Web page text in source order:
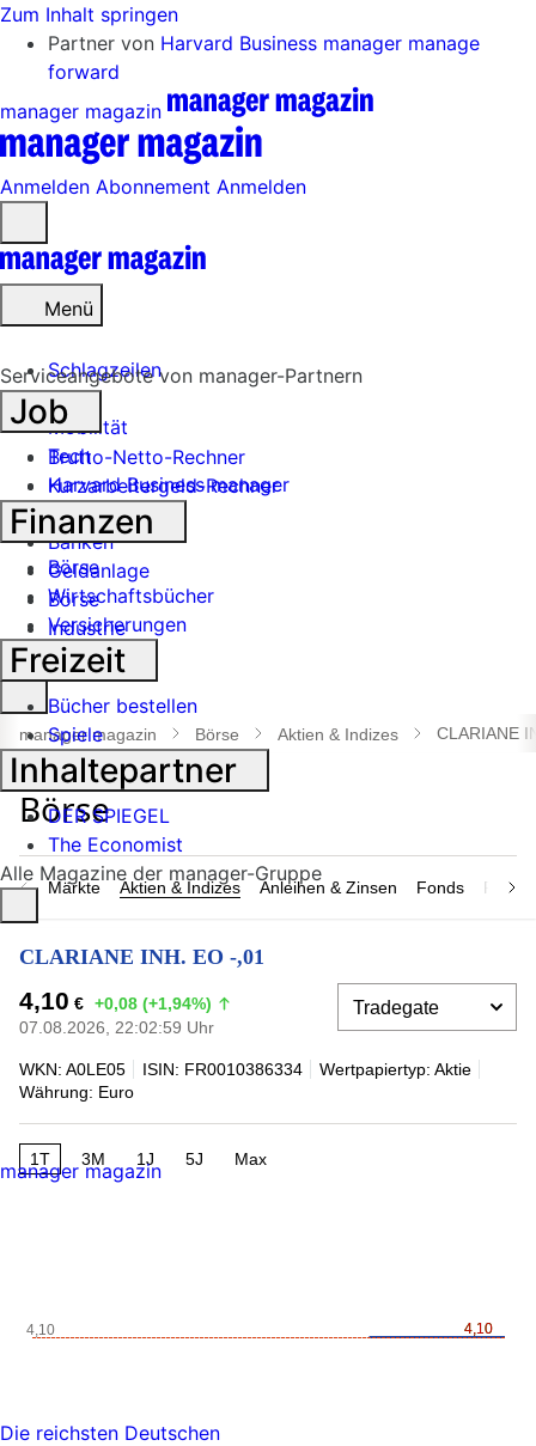
Zum Inhalt springen
Partner von Harvard Business manager manage
forward
manager magazin
Anmelden Abonnement Anmelden
öffnen
Menü
Schlagzeilen
Mobilität
Tech
Harvard Business manager
Handel
Banken
Geldanlage
Börse
Industrie
Suche
öffnen
manager magazin Börse Aktien & Indizes CLARIANE
Märkte Aktien & Indizes Anleihen & Zinsen Fonds
CLARIANE INH. EO -,01
4,10 € +0,08 (+1,94%)
07.08.2026, 22:02:59 Uhr
WKN: A0LE05 ISIN: FR0010386334
Wertpapiertyp: Aktie
Währung: Euro
1T 3M 1J 5J Max
4,10
4,10
4,10
Serviceangebote von manager-Partnern
Job
Brutto-Netto-Rechner
Kurzarbeitergeld-Rechner
Finanzen
Börse
Wirtschaftsbücher
Versicherungen
Freizeit
Bücher bestellen
Spiele
Inhaltepartner
DER SPIEGEL
The Economist
Alle Magazine der manager-Gruppe
manager magazin
Die reichsten Deutschen